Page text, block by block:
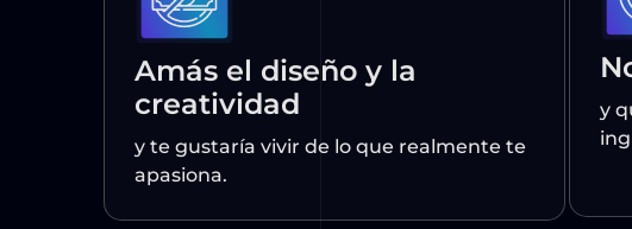
Amás el diseño y la
creatividad
y te gustaría vivir de lo que realmente te
apasiona.
y